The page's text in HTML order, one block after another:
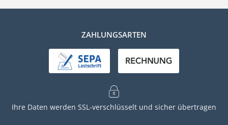
ZAHLUNGSARTEN
Ihre Daten werden SSL-verschlüsselt und sicher übertragen